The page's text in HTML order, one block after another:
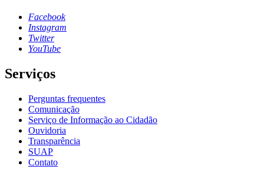
Facebook
Instagram
Twitter
YouTube
Serviços
Perguntas frequentes
Comunicação
Serviço de Informação ao Cidadão
Ouvidoria
Transparência
SUAP
Contato